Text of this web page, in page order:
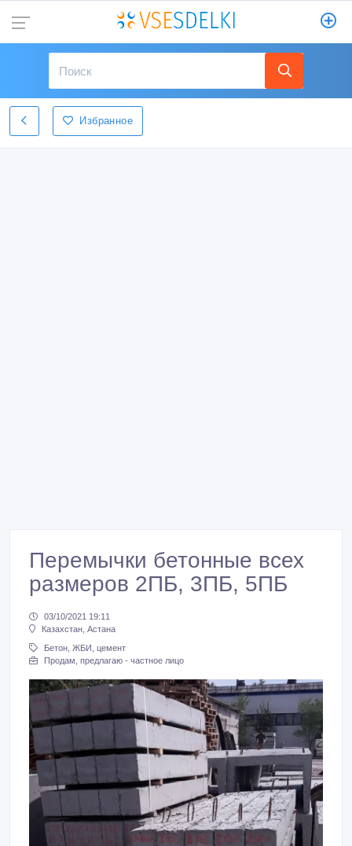
Избранное
Перемычки бетонные всех
размеров 2ПБ, 3ПБ, 5ПБ
03/10/2021 19:11
Казахстан, Астана
Бетон, ЖБИ, цемент
Продам, предлагаю - частное лицо